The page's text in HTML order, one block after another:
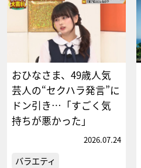
おひなさま、49歳人気
芸人の“セクハラ発言”に
ドン引き…「すごく気
持ちが悪かった」
2026.07.24
バラエティ